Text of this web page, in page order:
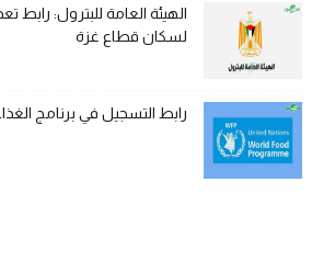
الهيئة العامة للبترول: رابط
لسكان قطاع غزة
رابط التسجيل في برنامج